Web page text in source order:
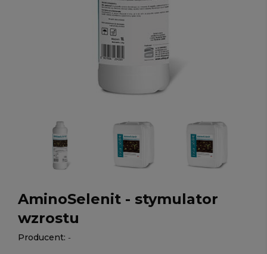
AminoSelenit - stymulator
wzrostu
Producent: -